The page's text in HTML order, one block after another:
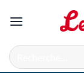
Recherche
pour :